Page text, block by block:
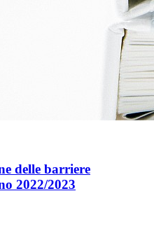
delle barriere
2022/2023